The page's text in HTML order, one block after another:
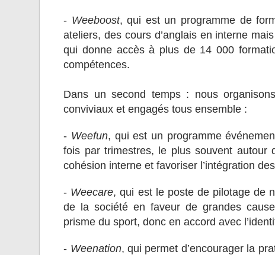
- Weeboost, qui est un programme de
ateliers, des cours d’anglais en interne
qui donne accès à plus de 14 000
compétences.
Dans un second temps : nous
conviviaux et engagés tous ensemble :
- Weefun, qui est un programme
fois par trimestres, le plus souvent autour
cohésion interne et favoriser l’intégration
- Weecare, qui est le poste de pilotage de
de la société en faveur de grandes
prisme du sport, donc en accord avec
- Weenation, qui permet d’encourager la